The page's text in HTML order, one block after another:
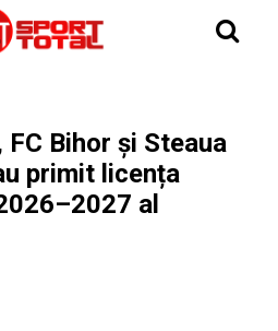
Bihor și Steaua
primit licența
al